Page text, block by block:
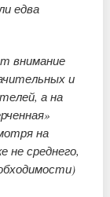
едва
внимание
и
а на
на
не среднего,